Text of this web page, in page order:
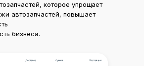
которое упрощает
автозапчастей, повышает
бизнеса.